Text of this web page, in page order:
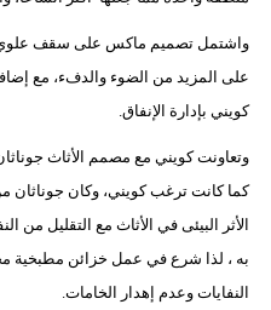
واشتمل تصميم ماكس على سقف علوي
على المزيد من الضوء والدفء، مع
كويني بإدارة الإنفاق.
وتعاونت كويني مع مصمم الأثاث
كما كانت ترغب كويني، وكان جوناثان
الأثر البيئى في الأثاث مع التقليل من
به ، لذا شرع في عمل خزائن مطبخية
النفايات وعدم إهدار الخامات.